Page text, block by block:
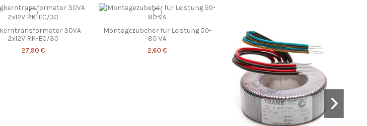
30VA
2x12V RK-EC/30
27,90 €
Montagezubehör für Leistung 50-
80 VA
2,60 €